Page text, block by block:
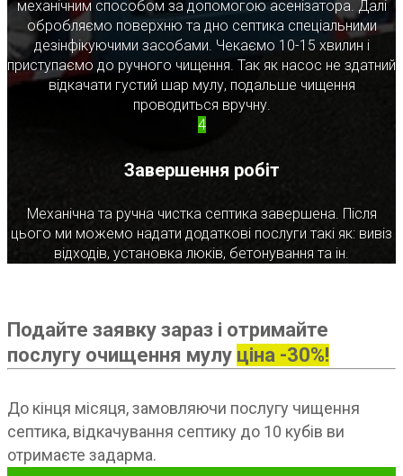
механічним способом за допомогою асенізатора. Далі
обробляємо поверхню та дно септика спеціальними
дезінфікуючими засобами. Чекаємо 10-15 хвилин і
приступаємо до ручного чищення. Так як насос не здатний
відкачати густий шар мулу, подальше чищення
проводиться вручну.
4
Завершення робіт
Механічна та ручна чистка септика завершена. Після
цього ми можемо надати додаткові послуги такі як: вивіз
відходів, установка люків, бетонування та ін.
Подайте заявку зараз і отримайте
послугу очищення мулу ціна -30%!
До кінця місяця, замовляючи послугу чищення
септика, відкачування септику до 10 кубів ви
отримаєте задарма.